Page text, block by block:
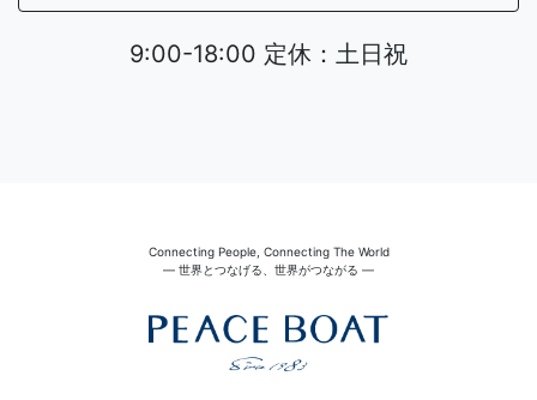
9:00-18:00 定休：土日祝
Connecting People, Connecting The World
― 世界とつなげる、世界がつながる ―